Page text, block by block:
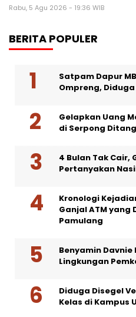
Rabu, 5 Agu 2026 - 19:36 WIB
BERITA POPULER
Satpam Dapur
Ompreng,
Gelapkan Uang
di Serpong
4 Bulan Tak Cair,
Pertanyakan
Kronologi
Ganjal ATM yang
Pamulang
Benyamin
Lingkungan
Diduga Disegel
Kelas di Kampus